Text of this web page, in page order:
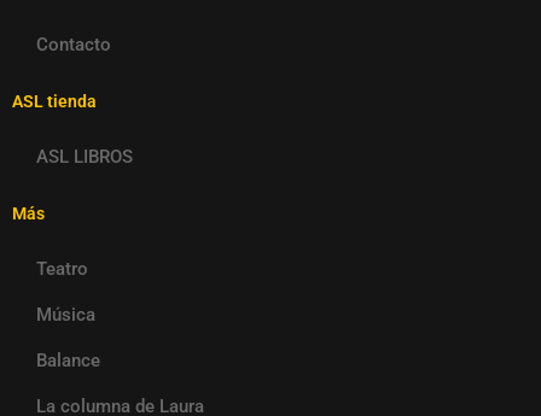
Contacto
ASL tienda
ASL LIBROS
Más
Teatro
Música
Balance
La columna de Laura